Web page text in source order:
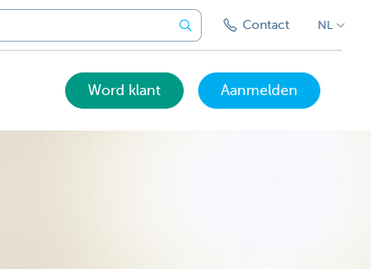
Contact NL
Word klant Aanmelden